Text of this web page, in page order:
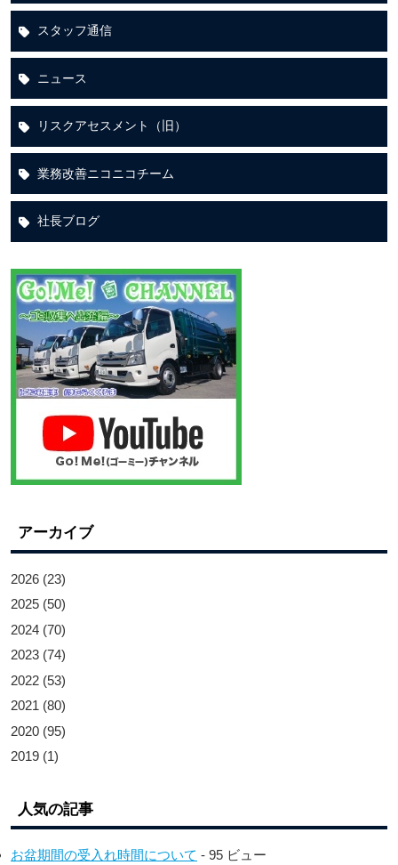
スタッフ通信
ニュース
リスクアセスメント（旧）
業務改善ニコニコチーム
社長ブログ
アーカイブ
2026 (23)
2025 (50)
2024 (70)
2023 (74)
2022 (53)
2021 (80)
2020 (95)
2019 (1)
人気の記事
お盆期間の受入れ時間について - 95 ビュー